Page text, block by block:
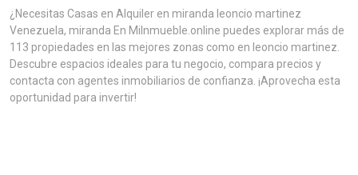
¿Necesitas Casas en Alquiler en miranda leoncio martinez
Venezuela, miranda En MiInmueble.online puedes explorar más de
113 propiedades en las mejores zonas como en leoncio martinez.
Descubre espacios ideales para tu negocio, compara precios y
contacta con agentes inmobiliarios de confianza. ¡Aprovecha esta
oportunidad para invertir!